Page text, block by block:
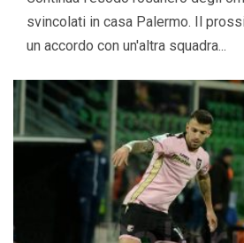
svincolati in casa Palermo. Il
un accordo con un'altra squadra...